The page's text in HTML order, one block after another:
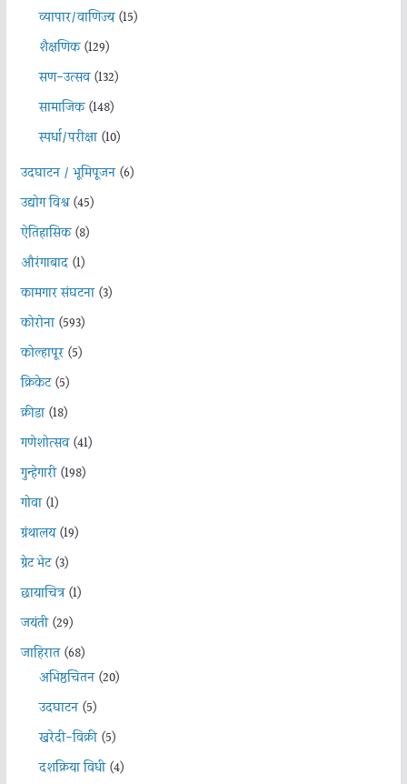
व्यापार/वाणिज्य(15)
शैक्षणिक(129)
सण-उत्सव(132)
सामाजिक(148)
स्पर्धा/परीक्षा(10)
उदघाटन / भूमिपूजन(6)
उद्योग विश्व(45)
ऐतिहासिक(8)
औरंगाबाद(1)
कामगार संघटना(3)
कोरोना(593)
कोल्हापूर(5)
क्रिकेट(5)
क्रीडा(18)
गणेशोत्सव(41)
गुन्हेगारी(198)
गोवा(1)
ग्रंथालय(19)
ग्रेट भेट(3)
छायाचित्र(1)
जयंती(29)
जाहिरात(68)
अभिष्ठचिंतन(20)
उदघाटन(5)
खरेदी-विक्री(5)
दशक्रिया विधी(4)